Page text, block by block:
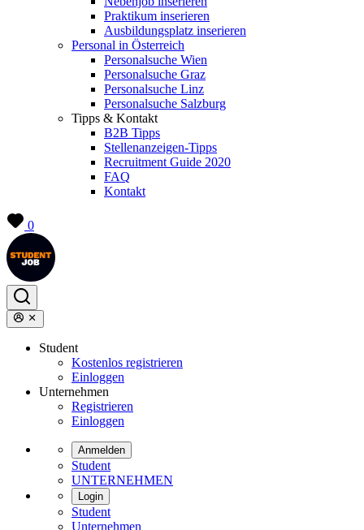
Praktikum inserieren
Ausbildungsplatz inserieren
Personal in Österreich
Personalsuche Wien
Personalsuche Graz
Personalsuche Linz
Personalsuche Salzburg
Tipps & Kontakt
B2B Tipps
Stellenanzeigen-Tipps
Recruitment Guide 2020
FAQ
Kontakt
0
Student
Kostenlos registrieren
Einloggen
Unternehmen
Registrieren
Einloggen
Anmelden
Student
UNTERNEHMEN
Login
Student
Unternehmen